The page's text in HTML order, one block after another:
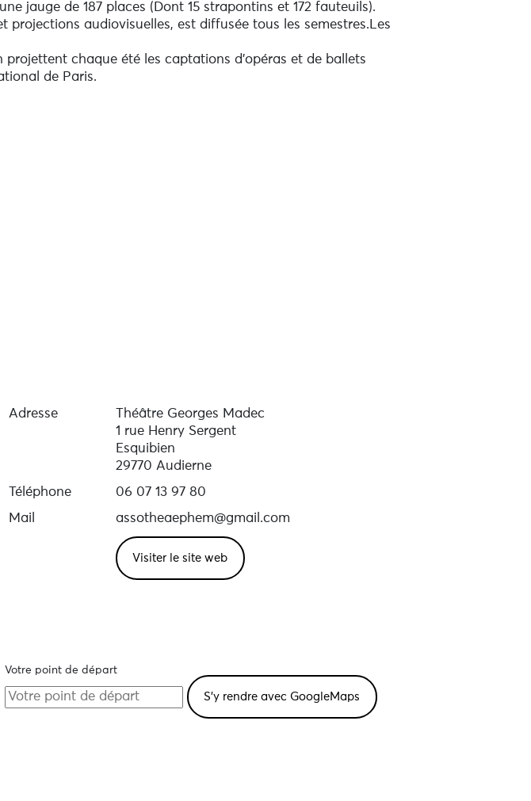
jauge de 187 places (Dont 15 strapontins et 172 fauteuils).
audiovisuelles, est diffusée tous les semestres.Les
chaque été les captations d'opéras et de ballets
de Paris.
Adresse
Théâtre Georges Madec
1 rue Henry Sergent
Esquibien
29770 Audierne
Téléphone
06 07 13 97 80
Mail
assotheaephem@gmail.com
Visiter le site web
Votre point de départ